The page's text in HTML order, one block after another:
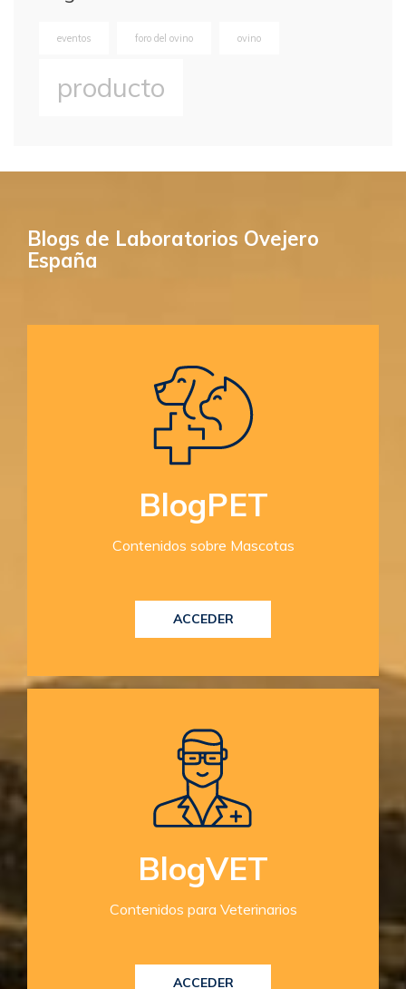
eventos foro del ovino ovino
producto
Blogs de Laboratorios Ovejero
España
BlogPET
Contenidos sobre Mascotas
ACCEDER
BlogVET
Contenidos para Veterinarios
ACCEDER